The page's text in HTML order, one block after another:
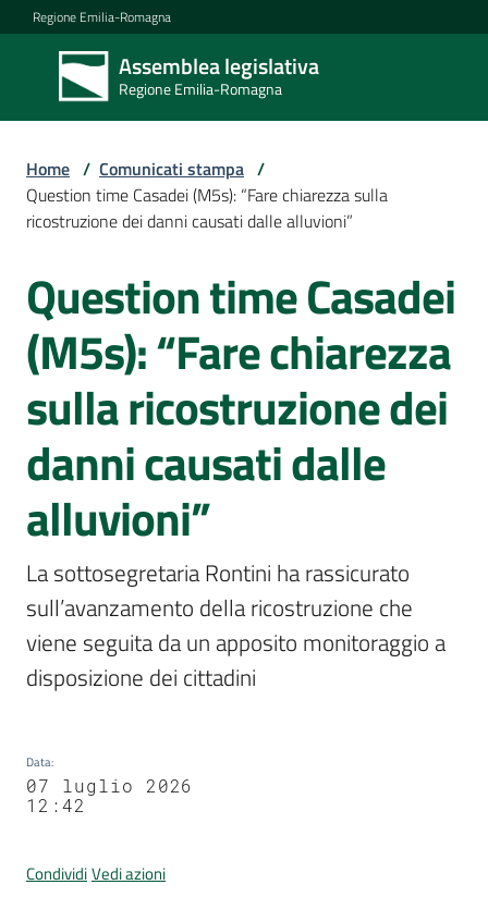
Vai al contenuto
Vai alla navigazione
Vai al footer
Regione Emilia-Romagna
Assemblea legislativa
Regione Emilia-Romagna
Assemblea
legislativa
Regione Emilia-
Assemblea
Attività
Argomenti
i
media
Menu selezionato
Per
cittadini
Home / Comunicati stampa /
Question time Casadei (M5s): “Fare chiarezza sulla
ricostruzione dei danni causati dalle alluvioni”
Salta al contenuto
Question time Casadei
(M5s): “Fare chiarezza
sulla ricostruzione dei
danni causati dalle
alluvioni”
La sottosegretaria Rontini ha rassicurato
sull’avanzamento della ricostruzione che
viene seguita da un apposito monitoraggio a
disposizione dei cittadini
Data:
07 luglio 2026
12:42
CondividiVedi azioni